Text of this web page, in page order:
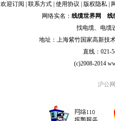
欢迎订阅 联系方式| 使用协议 版权隐私|
网络实名： 线缆世界网
线
找电缆、 电缆
地址：上海紫竹国家高新技
直线：021-
(c)2008-2014
沪公